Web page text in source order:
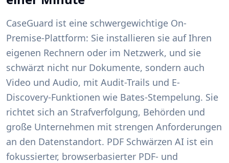
CaseGuard ist eine schwergewichtige On-
Premise-Plattform: Sie installieren sie auf Ihren
eigenen Rechnern oder im Netzwerk, und sie
schwärzt nicht nur Dokumente, sondern auch
Video und Audio, mit Audit-Trails und E-
Discovery-Funktionen wie Bates-Stempelung. Sie
richtet sich an Strafverfolgung, Behörden und
große Unternehmen mit strengen Anforderungen
an den Datenstandort. PDF Schwärzen AI ist ein
fokussierter, browserbasierter PDF- und